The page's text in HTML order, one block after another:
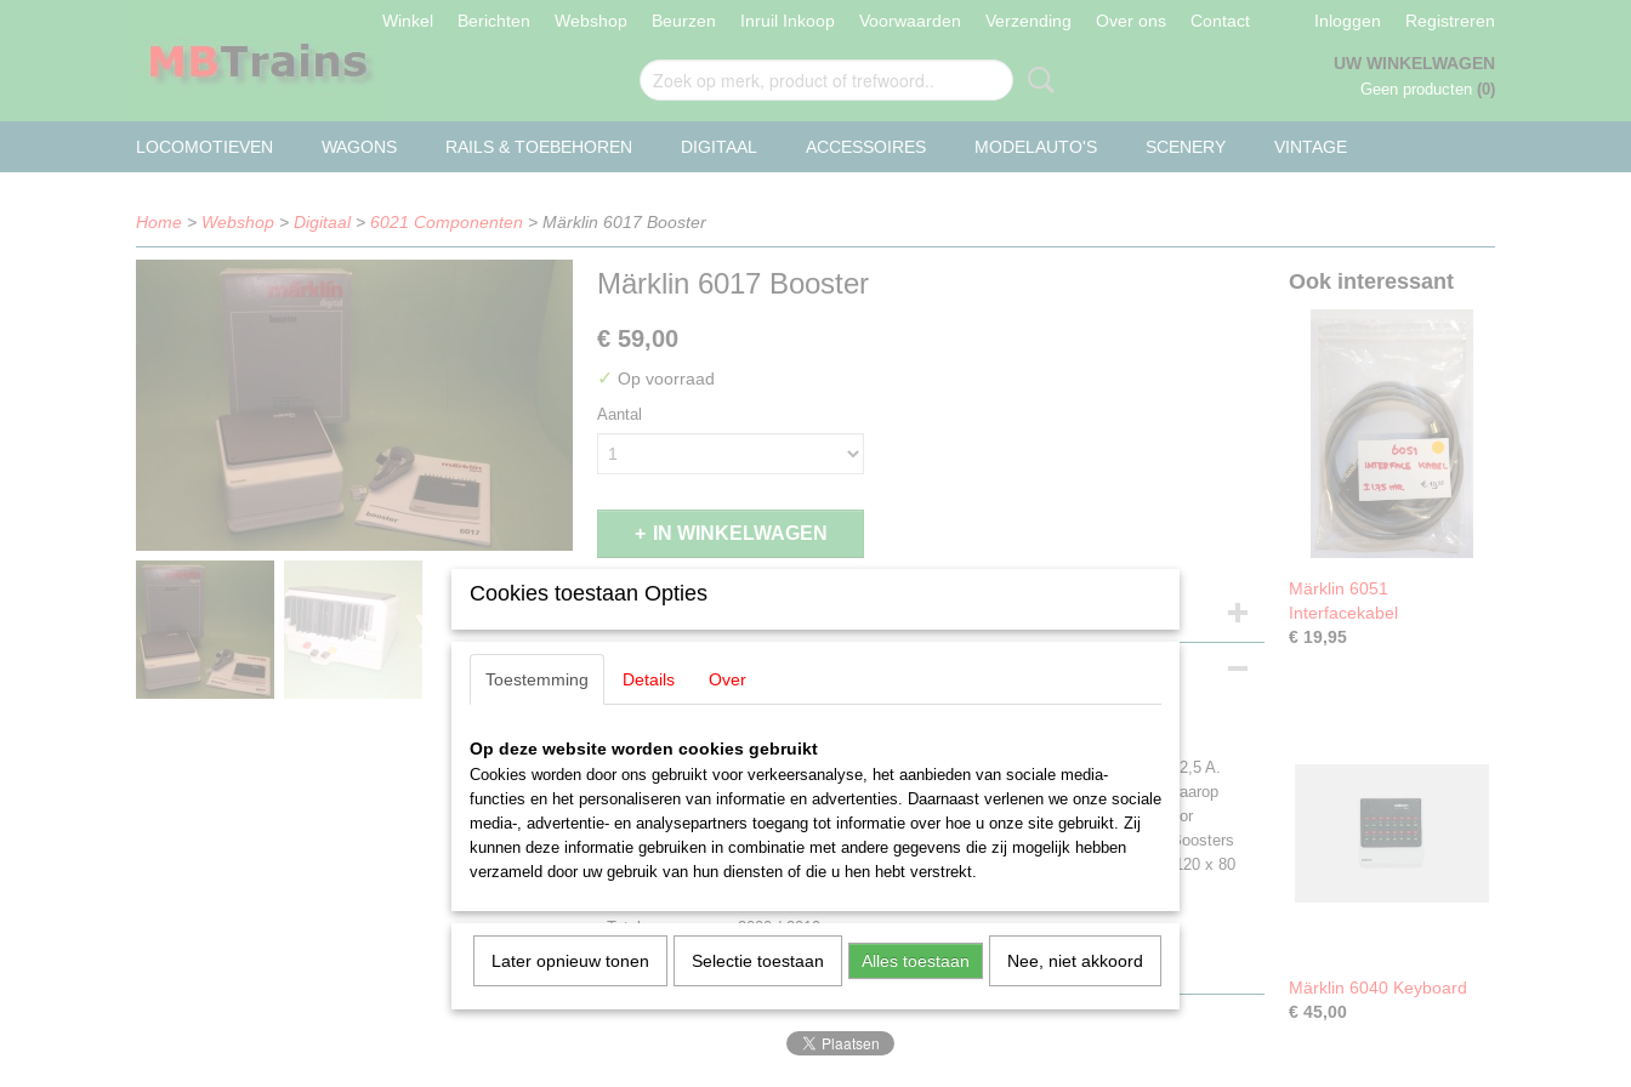
Winkel Berichten Webshop Beurzen Inruil Inkoop Voorwaarden Verzending Over ons Contact Inloggen Registreren
UW WINKELWAGEN
Geen producten (0)
LOCOMOTIEVEN WAGONS RAILS & TOEBEHOREN DIGITAAL ACCESSOIRES MODELAUTO'S SCENERY VINTAGE
Home > Webshop > Digitaal> 6021 Componenten > Märklin 6017 Booster
Märklin 6017 Booster
€ 59,00
✓ Op voorraad
Aantal
IN WINKELWAGEN
Specificaties
EAN code
Productcode leverancier
Staat
Gebruikt
Stroomverzorging voor digitaal bestuurde grote modelbanen. Uitgangsstroom max. 2,5 A.
Bedrijfsmelding door LED. Met inschakelbare spanningsreducering voor trajecten waarop
langzaam gereden wordt, zoals bij de Control Unit 6021. Met 2 aansluitklemmen voor
transformer en 2 voor rails. Met 1 aansluitbus voor Control Unit en 1 voor verdere Boosters
(art.-nr. 6017). 1 Adapterkabel voor aansluiting aan Control Unit. Afmetingen 135 x 120 x 80
- Totale programma 2000 / 2010
perfecte staat!
Ook interessant
Märklin 6051
Interfacekabel
€ 19,95
Märklin 6040 Keyboard
€ 45,00
Cookies toestaan Opties
Toestemming Details Over
Op deze website worden cookies gebruikt
Cookies worden door ons gebruikt voor verkeersanalyse, het aanbieden van sociale media-
functies en het personaliseren van informatie en advertenties. Daarnaast verlenen we onze sociale
media-, advertentie- en analysepartners toegang tot informatie over hoe u onze site gebruikt. Zij
kunnen deze informatie gebruiken in combinatie met andere gegevens die zij mogelijk hebben
verzameld door uw gebruik van hun diensten of die u hen hebt verstrekt.
Later opnieuw tonen Selectie toestaan Alles toestaan Nee, niet akkoord